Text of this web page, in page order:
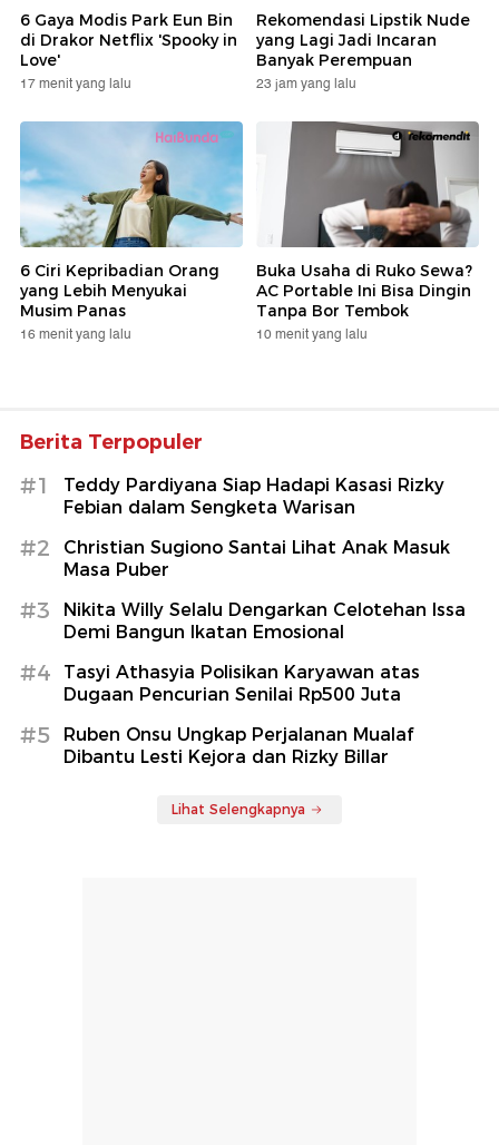
6 Gaya Modis Park Eun Bin
di Drakor Netflix 'Spooky in
Love'
17 menit yang lalu
Rekomendasi Lipstik Nude
yang Lagi Jadi Incaran
Banyak Perempuan
23 jam yang lalu
6 Ciri Kepribadian Orang
yang Lebih Menyukai
Musim Panas
16 menit yang lalu
Buka Usaha di Ruko Sewa?
AC Portable Ini Bisa Dingin
Tanpa Bor Tembok
10 menit yang lalu
Berita Terpopuler
#1
Teddy Pardiyana Siap Hadapi Kasasi Rizky
Febian dalam Sengketa Warisan
#2
Christian Sugiono Santai Lihat Anak Masuk
Masa Puber
#3
Nikita Willy Selalu Dengarkan Celotehan Issa
Demi Bangun Ikatan Emosional
#4
Tasyi Athasyia Polisikan Karyawan atas
Dugaan Pencurian Senilai Rp500 Juta
#5
Ruben Onsu Ungkap Perjalanan Mualaf
Dibantu Lesti Kejora dan Rizky Billar
Lihat Selengkapnya